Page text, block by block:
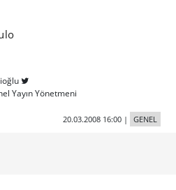
Yayın Yönetmeni
20.03.2008 16:00| GENEL